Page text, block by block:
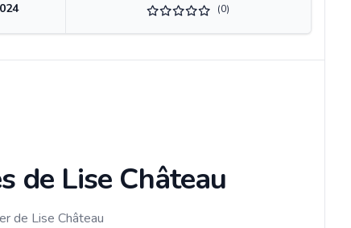
(0)
de Lise Château
de Lise Château